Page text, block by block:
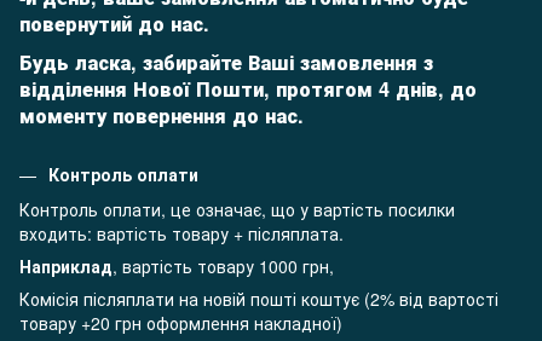
повернутий до нас.
Будь ласка, забирайте Ваші замовлення з
відділення Нової Пошти, протягом 4 днів, до
моменту повернення до нас.
Контроль оплати
Контроль оплати, це означає, що у вартість посилки
входить: вартість товару + післяплата.
Наприклад, вартість товару 1000 грн,
Комісія післяплати на новій пошті коштує (2% від вартості
товару +20 грн оформлення накладної)